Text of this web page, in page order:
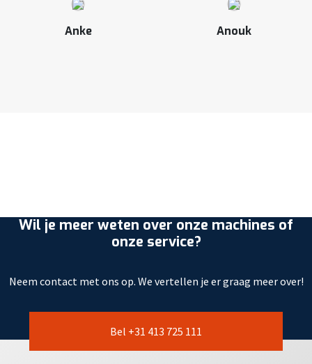
Anke Anouk
Wil je meer weten over onze machines of
onze service?
Neem contact met ons op. We vertellen je er graag meer over!
Bel +31 413 725 111